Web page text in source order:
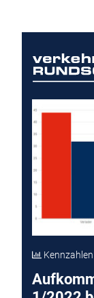
Kennzahlen